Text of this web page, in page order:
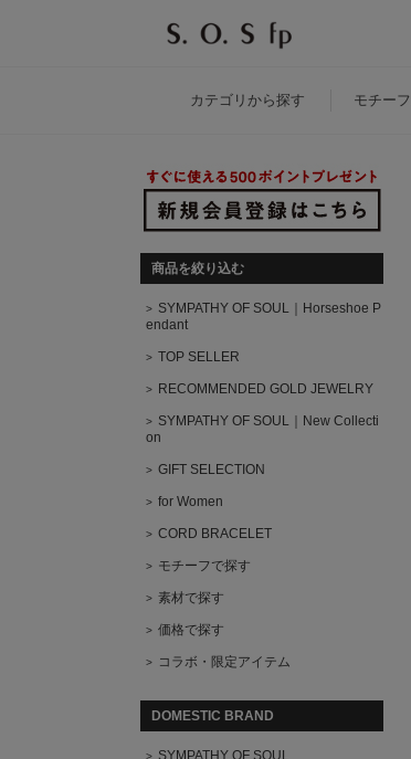
カテゴリ から探す モチーフ
商品を絞り込む
SYMPATHY OF SOUL｜Horseshoe P
endant
TOP SELLER
RECOMMENDED GOLD JEWELRY
SYMPATHY OF SOUL｜New Collecti
on
GIFT SELECTION
for Women
CORD BRACELET
モチーフで探す
素材で探す
価格で探す
コラボ・限定アイテム
DOMESTIC BRAND
SYMPATHY OF SOUL